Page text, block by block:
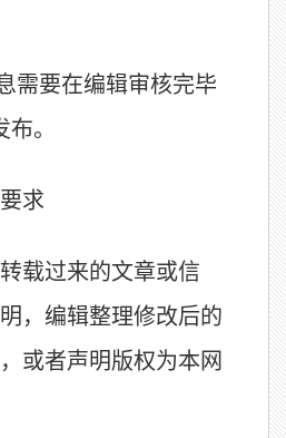
需要在编辑审核完毕
。
求
载过来的文章或信
，编辑整理修改后的
或者声明版权为本网